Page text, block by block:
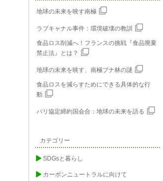
地球の未来を映す南極
ラブキャナル事件：環境破壊の教訓
食品ロス削減へ！フランスの挑戦『食品廃棄
禁止法』とは？
地球の未来を映す、南極ブナ林の謎
食品ロスを減らすためにできる具体的な行
動
パリ協定締約国会合：地球の未来を語る
カテゴリー
SDGsと暮らし
カーボンニュートラルに向けて